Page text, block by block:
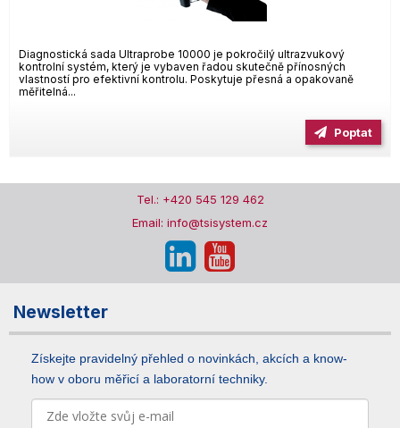
Diagnostická sada Ultraprobe 10000 je pokročilý ultrazvukový
kontrolní systém, který je vybaven řadou skutečně přínosných
vlastností pro efektivní kontrolu. Poskytuje přesná a opakovaně
měřitelná...
Poptat
Tel.: +420 545 129 462
Email: info@tsisystem.cz
Newsletter
Získejte pravidelný přehled o novinkách, akcích a know-
how v oboru měřicí a laboratorní techniky.